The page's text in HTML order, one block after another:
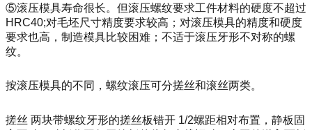
⑤滚压模具寿命很长。但滚压螺纹要求工件材料的硬度不超过
HRC40;对毛坯尺寸精度要求较高；对滚压模具的精度和硬度
要求也高，制造模具比较困难；不适于滚压牙形不对称的螺
纹。
按滚压模具的不同，螺纹滚压可分搓丝和滚丝两类。
搓丝 两块带螺纹牙形的搓丝板错开 1/2螺距相对布置，静板固